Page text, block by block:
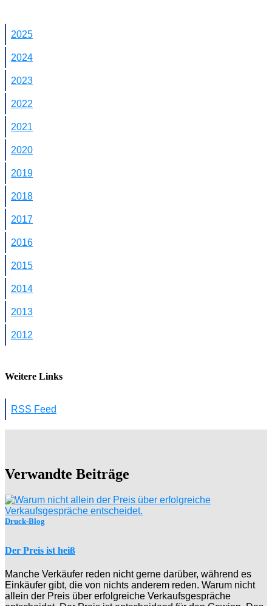
2025
2024
2023
2022
2021
2020
2019
2018
2017
2016
2015
2014
2013
2012
Weitere Links
RSS Feed
Verwandte Beiträge
Druck-Blog
Der Preis ist heiß
Manche Verkäufer reden nicht gerne darüber, während es
Einkäufer gibt, die von nichts anderem reden. Warum nicht
allein der Preis über erfolgreiche Verkaufsgespräche